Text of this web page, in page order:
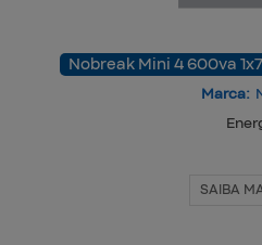
Nobreak Mini 4 600va
Marca:
SAIBA